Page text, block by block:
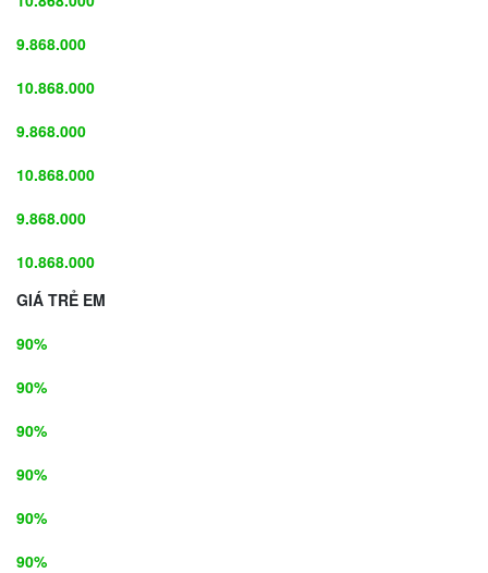
9.868.000
10.868.000
9.868.000
10.868.000
9.868.000
10.868.000
GIÁ TRẺ EM
90%
90%
90%
90%
90%
90%